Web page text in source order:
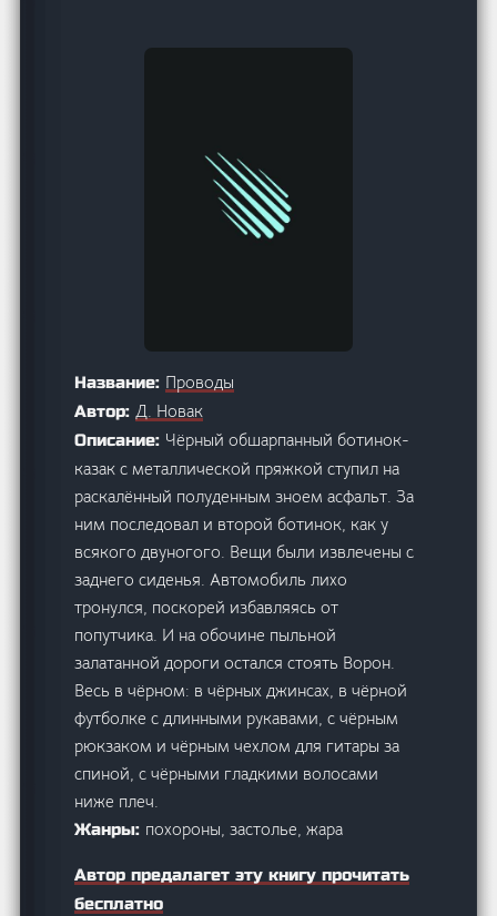
Название: Проводы
Автор:Д. Новак
Описание: Чёрный обшарпанный ботинок-
казак с металлической пряжкой ступил на
раскалённый полуденным зноем асфальт. За
ним последовал и второй ботинок, как у
всякого двуногого. Вещи были извлечены с
заднего сиденья. Автомобиль лихо
тронулся, поскорей избавляясь от
попутчика. И на обочине пыльной
залатанной дороги остался стоять Ворон.
Весь в чёрном: в чёрных джинсах, в чёрной
футболке с длинными рукавами, с чёрным
рюкзаком и чёрным чехлом для гитары за
спиной, с чёрными гладкими волосами
ниже плеч.
Жанры: похороны, застолье, жара
Автор предалагет эту книгу прочитать
бесплатно